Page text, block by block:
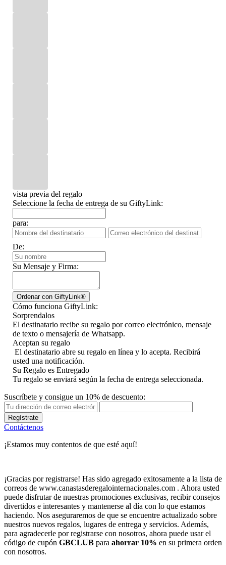
vista previa del regalo
Seleccione la fecha de entrega de su GiftyLink:
para:
De:
Su Mensaje y Firma:
Cómo funciona GiftyLink:
Sorprendalos
El destinatario recibe su regalo por correo electrónico, mensaje
de texto o mensajería de Whatsapp.
Aceptan su regalo
El destinatario abre su regalo en línea y lo acepta. Recibirá
usted una notificación.
Su Regalo es Entregado
Tu regalo se enviará según la fecha de entrega seleccionada.
Suscríbete y consigue un 10% de descuento:
Regístrate
Contáctenos
¡Estamos muy contentos de que esté aquí!
¡Gracias por registrarse! Has sido agregado exitosamente a la lista de
correos de www.canastasderegalointernacionales.com . Ahora usted
puede disfrutar de nuestras promociones exclusivas, recibir consejos
divertidos e interesantes y mantenerse al día con lo que estamos
haciendo. Nos aseguraremos de que se encuentre actualizado sobre
nuestros nuevos regalos, lugares de entrega y servicios. Además,
para agradecerle por registrarse con nosotros, ahora puede usar el
código de cupón GBCLUB para ahorrar 10% en su primera orden
con nosotros.